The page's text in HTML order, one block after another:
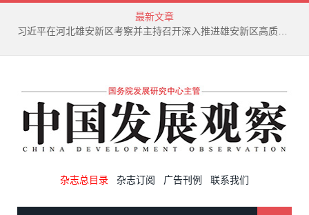
最新文章
新兴产业废弃物循环利用技术演进趋势
杂志总目录 杂志订阅 广告刊例 联系我们